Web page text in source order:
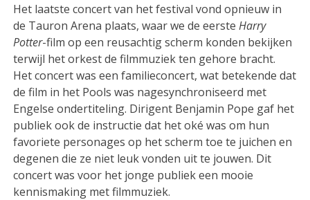
Het laatste concert van het festival vond opnieuw in
de Tauron Arena plaats, waar we de eersteHarry
Potter-film op een reusachtig scherm konden bekijken
terwijl het orkest de filmmuziek ten gehore bracht.
Het concert was een familieconcert, wat betekende dat
de film in het Pools was nagesynchroniseerd met
Engelse ondertiteling. Dirigent Benjamin Pope gaf het
publiek ook de instructie dat het oké was om hun
favoriete personages op het scherm toe te juichen en
degenen die ze niet leuk vonden uit te jouwen. Dit
concert was voor het jonge publiek een mooie
kennismaking met filmmuziek.